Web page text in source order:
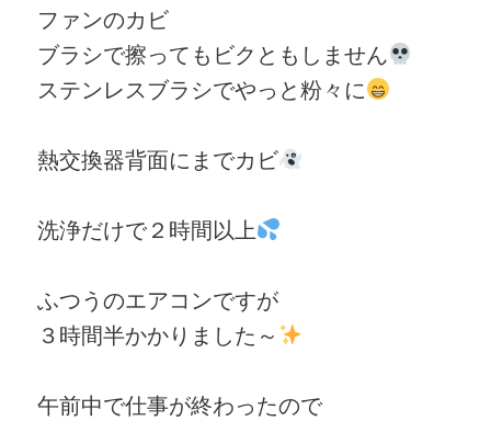
ファンのカビ
ブラシで擦ってもビクともしません
ステンレスブラシでやっと粉々に
熱交換器背面にまでカビ
洗浄だけで２時間以上
ふつうのエアコンですが
３時間半かかりました～
午前中で仕事が終わったので